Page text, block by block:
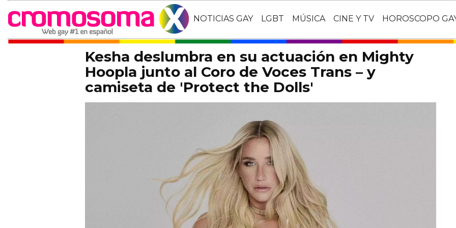
NOTICIAS GAY LGBT MÚSICA CINE Y TV HOROSCOPO
Kesha deslumbra en su actuación en Mighty
Hoopla junto al Coro de Voces Trans – y
camiseta de 'Protect the Dolls'